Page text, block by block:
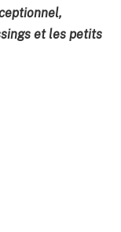
et les petits